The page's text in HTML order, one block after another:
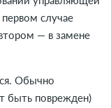
случае
— в замене
Обычно
быть поврежден)